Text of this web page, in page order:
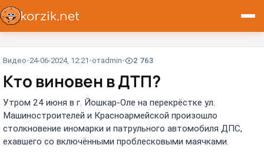
Видео 24-06-2024, 12:21 отadmin 2 763
Кто виновен в ДТП?⁠⁠
Утром 24 июня в г. Йошкар-Оле на перекрёстке ул.
Машиностроителей и Красноармейской произошло
столкновение иномарки и патрульного автомобиля ДПС,
ехавшего со включёнными проблесковыми маячками.